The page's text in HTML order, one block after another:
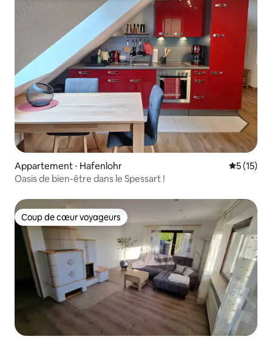
Appartement ⋅ Hafenlohr
5 (15)
Oasis de bien-être dans le Spessart !
Coup de cœur voyageurs
Coup de cœur voyageurs